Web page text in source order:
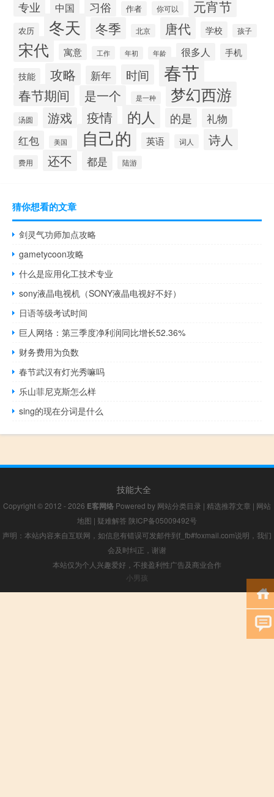
专业 中国 习俗 作者 你可以 元宵节
农历 冬天 冬季 北京 唐代 学校 孩子
宋代 寓意 工作 年初 年龄 很多人 手机
技能 攻略 新年 时间 春节
春节期间 是一个 是一种 梦幻西游
汤圆 游戏 疫情 的人 的是
礼物
红包
美国 自己的 英语 词人 诗人
费用 还不 都是 陆游
猜你想看的文章
剑灵气功师加点攻略
gametycoon攻略
什么是应用化工技术专业
sony液晶电视机（SONY液晶电视好不好）
日语等级考试时间
巨人网络：第三季度净利润同比增长52.36%
财务费用为负数
春节武汉有灯光秀嘛吗
乐山菲尼克斯怎么样
sing的现在分词是什么
技能大全
Copyright © 2012 - 2026 E客网络 Powered by 网站分类目录 | 精选推荐文章 | 网站
地图 | 疑难解答 陕ICP备05009492号
声明：本站内容来自互联网，如信息有错误可发邮件到f_fb#foxmail.com说明，我们
会及时纠正，谢谢
本站仅为个人兴趣爱好，不接盈利性广告及商业合作
小男孩